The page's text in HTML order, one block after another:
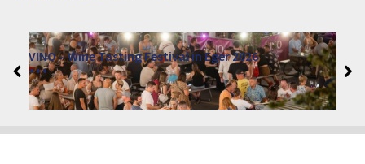
VINO – Wine Tasting Festival in Eger 2026
2026. sierpień 12 - 17.
Eger 3300, Dobó István tér